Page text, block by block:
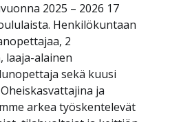
2025 – 2026 17
Henkilökuntaan
2
laaja-alainen
sekä kuusi
ja
arkea työskentelevät